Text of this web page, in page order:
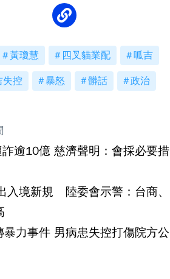
黃瓊慧 四叉貓業配 呱吉
失控 暴怒 髒話 政治
逾10億 慈濟聲明：會採必要措
入境新規 陸委會示警：台商、
力事件 男病患失控打傷院方公